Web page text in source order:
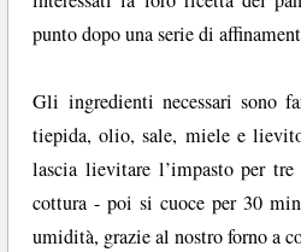
punto dopo una serie di
Gli ingredienti necessari sono
tiepida, olio, sale, miele e
lascia lievitare l’impasto per
cottura - poi si cuoce per 30
umidità, grazie al nostro forno a